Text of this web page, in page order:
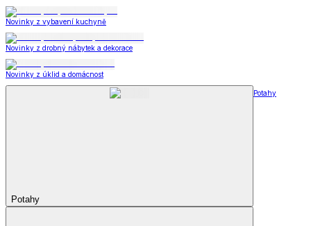
Novinky z vybavení kuchyně
Novinky z drobný nábytek a dekorace
Novinky z úklid a domácnost
Potahy
Potahy